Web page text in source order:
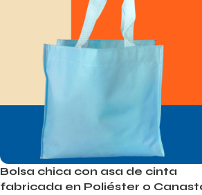
Bolsa chica con asa de cinta
fabricada en Poliéster o